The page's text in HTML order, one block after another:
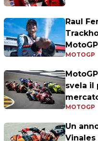
Raul
MOTOGP
svela il
MOTOGP
Un
Vinales